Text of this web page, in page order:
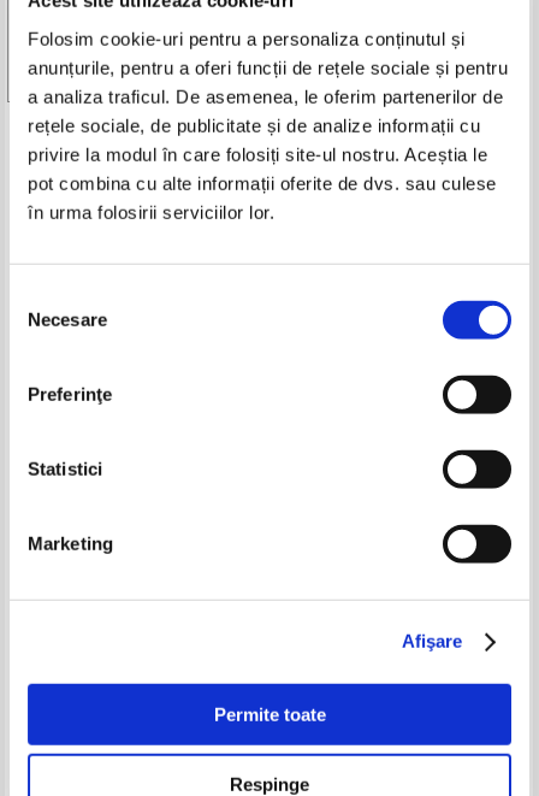
Folosim cookie-uri pentru a personaliza conținutul și
anunțurile, pentru a oferi funcții de rețele sociale și pentru
a analiza traficul. De asemenea, le oferim partenerilor de
rețele sociale, de publicitate și de analize informații cu
privire la modul în care folosiți site-ul nostru. Aceștia le
pot combina cu alte informații oferite de dvs. sau culese
în urma folosirii serviciilor lor.
consimțământului
Necesare
Preferinţe
Statistici
Marketing
Afişare
Permite toate
Respinge
-25%
Vintila Corbul - Caderea
Adaugă în coș
Vintila Corbul - Caderea
Constantinopolelui (2 volume)
Constantinopolelui (volumul 1)
Vintila Corbul - Caderea
Constantinopolelui (volumele 1, 2
Vezi toate edițiile »
Produse din aceeasi categorie
-35%
Paul Diaconescu - Impotriva
-25% -35%